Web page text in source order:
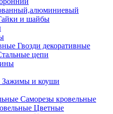
и шайбы
Гвозди декоративные
цепи
Зажимы и коуши
Саморезы кровельные
Цветные